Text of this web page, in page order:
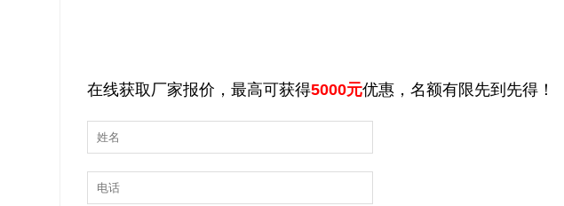
在线获取厂家报价，最高可获得5000元优惠，名额有限先到先得！